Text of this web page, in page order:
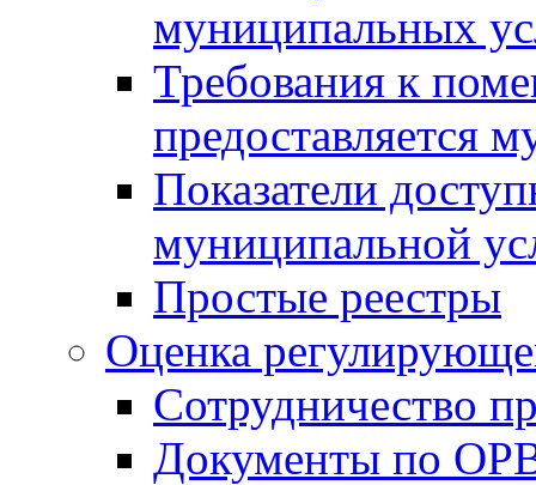
муниципальных
Требования к
предоставляется
Показатели
муниципальной
Простые реестры
Оценка
Сотрудничество
Документы по